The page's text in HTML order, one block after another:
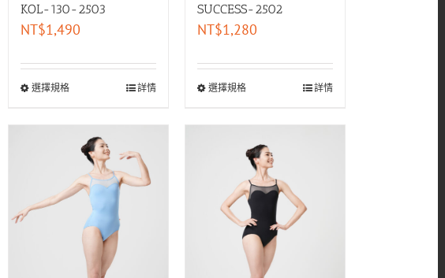
KOL-130-2503
NT$1,490
選擇規格 詳情
SUCCESS-2502
NT$1,280
選擇規格 詳情